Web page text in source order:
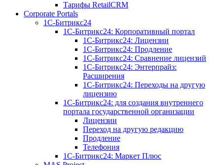
Тарифы RetailCRM
Corporate Portals
1С-Битрикс24
1С-Битрикс24: Корпоративный портал
1С-Битрикс24: Лицензии
1С-Битрикс24: Продление
1С-Битрикс24: Сравнение лицензий
1С-Битрикс24: Энтерпрайз:
Расширения
1С-Битрикс24: Переходы на другую
лицензию
1C-Битрикс24: для создания внутреннего
портала государственной организации
Лицензии
Переход на другую редакцию
Продление
Телефония
1С-Битрикс24: Маркет Плюс